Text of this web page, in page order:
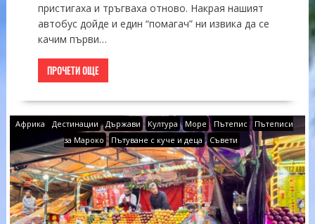
пристигаха и тръгваха отново. Накрая нашият
автобус дойде и един “помагач” ни извика да се
качим първи…
ПРОЧЕТИ ОЩЕ
Африка Дестинации Държави Култура Море Пътепис
Пътеписи
за Мароко
Пътуване с куче и деца Съвети